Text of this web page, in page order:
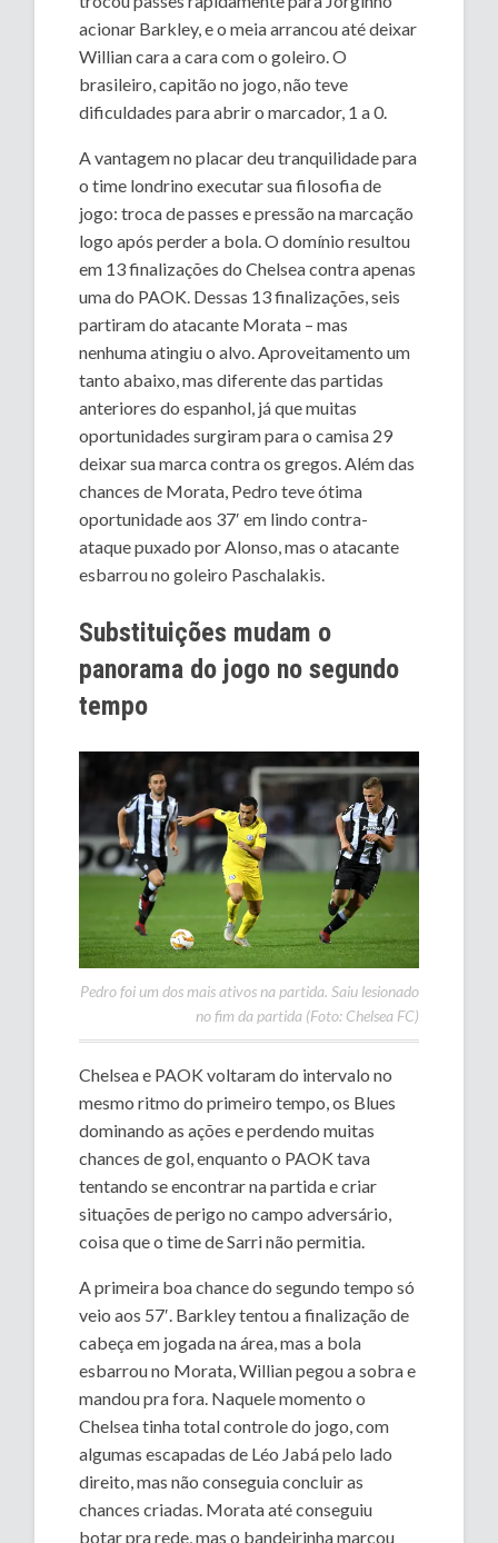
acionar Barkley, e o meia arrancou até deixar
Willian cara a cara com o goleiro. O
brasileiro, capitão no jogo, não teve
dificuldades para abrir o marcador, 1 a 0.
A vantagem no placar deu tranquilidade para
o time londrino executar sua filosofia de
jogo: troca de passes e pressão na marcação
logo após perder a bola. O domínio resultou
em 13 finalizações do Chelsea contra apenas
uma do PAOK. Dessas 13 finalizações, seis
partiram do atacante Morata – mas
nenhuma atingiu o alvo. Aproveitamento um
tanto abaixo, mas diferente das partidas
anteriores do espanhol, já que muitas
oportunidades surgiram para o camisa 29
deixar sua marca contra os gregos. Além das
chances de Morata, Pedro teve ótima
oportunidade aos 37′ em lindo contra-
ataque puxado por Alonso, mas o atacante
esbarrou no goleiro Paschalakis.
Substituições mudam o
panorama do jogo no segundo
tempo
Pedro foi um dos mais ativos na partida. Saiu lesionado
no fim da partida (Foto: Chelsea FC)
Chelsea e PAOK voltaram do intervalo no
mesmo ritmo do primeiro tempo, os Blues
dominando as ações e perdendo muitas
chances de gol, enquanto o PAOK tava
tentando se encontrar na partida e criar
situações de perigo no campo adversário,
coisa que o time de Sarri não permitia.
A primeira boa chance do segundo tempo só
veio aos 57′. Barkley tentou a finalização de
cabeça em jogada na área, mas a bola
esbarrou no Morata, Willian pegou a sobra e
mandou pra fora. Naquele momento o
Chelsea tinha total controle do jogo, com
algumas escapadas de Léo Jabá pelo lado
direito, mas não conseguia concluir as
chances criadas. Morata até conseguiu
botar pra rede, mas o bandeirinha marcou